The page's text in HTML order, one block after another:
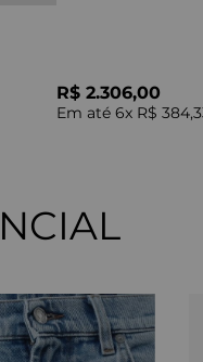
R$ 2.306,00
Em até 6x R$